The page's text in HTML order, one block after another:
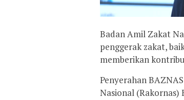
Badan Amil Zakat
penggerak zakat,
memberikan
Penyerahan
Nasional (Rakornas)